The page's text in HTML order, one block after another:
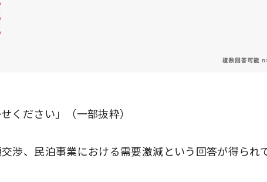
ください」（一部抜粋）
渉、民泊事業における需要激減という回答が得られ